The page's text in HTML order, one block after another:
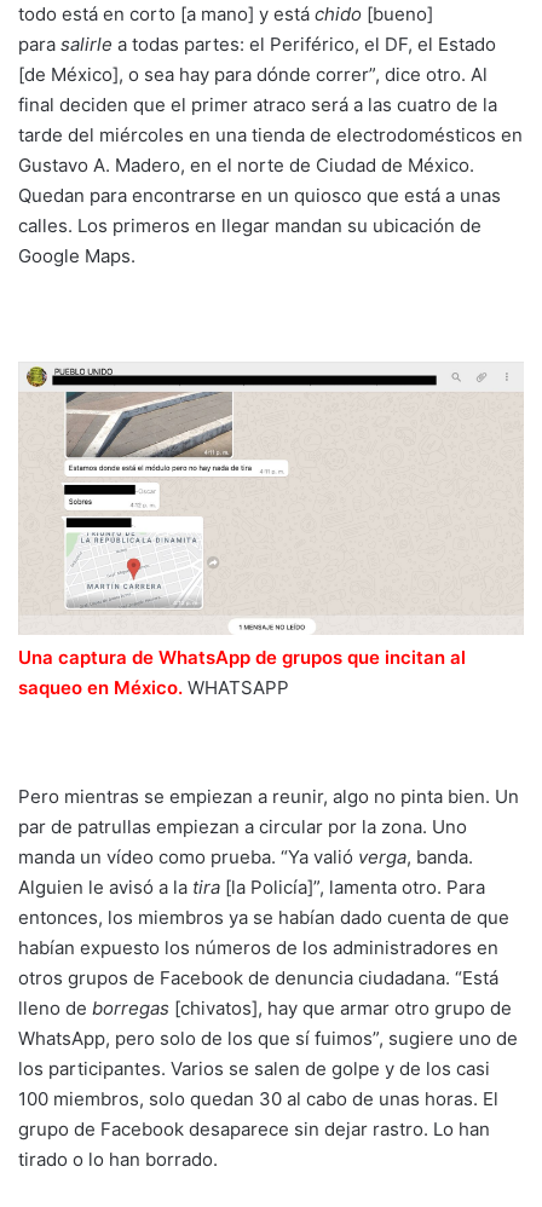
todo está en corto [a mano] y está chido [bueno]
para salirle a todas partes: el Periférico, el DF, el Estado
[de México], o sea hay para dónde correr”, dice otro. Al
final deciden que el primer atraco será a las cuatro de la
tarde del miércoles en una tienda de electrodomésticos en
Gustavo A. Madero, en el norte de Ciudad de México.
Quedan para encontrarse en un quiosco que está a unas
calles. Los primeros en llegar mandan su ubicación de
Google Maps.
Una captura de WhatsApp de grupos que incitan al
saqueo en México. WHATSAPP
Pero mientras se empiezan a reunir, algo no pinta bien. Un
par de patrullas empiezan a circular por la zona. Uno
manda un vídeo como prueba. “Ya valió verga, banda.
Alguien le avisó a la tira [la Policía]”, lamenta otro. Para
entonces, los miembros ya se habían dado cuenta de que
habían expuesto los números de los administradores en
otros grupos de Facebook de denuncia ciudadana. “Está
lleno de borregas [chivatos], hay que armar otro grupo de
WhatsApp, pero solo de los que sí fuimos”, sugiere uno de
los participantes. Varios se salen de golpe y de los casi
100 miembros, solo quedan 30 al cabo de unas horas. El
grupo de Facebook desaparece sin dejar rastro. Lo han
tirado o lo han borrado.